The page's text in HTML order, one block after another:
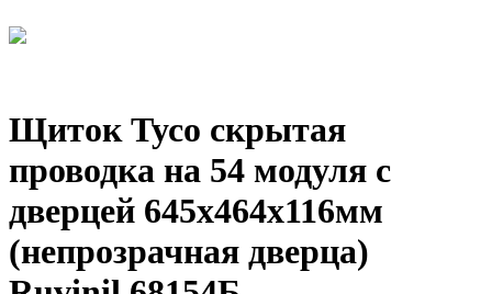
Щиток Тусо скрытая
проводка на 54 модуля с
дверцей 645х464х116мм
(непрозрачная дверца)